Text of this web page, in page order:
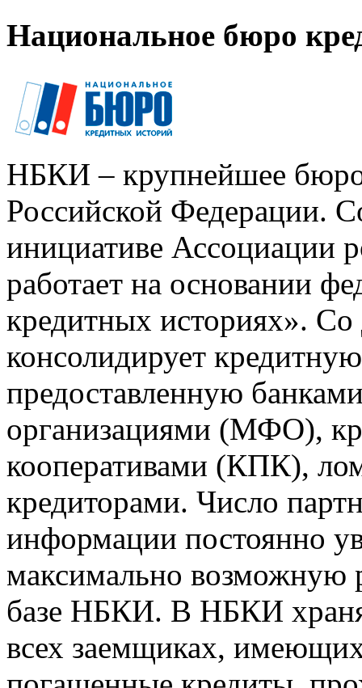
Национальное бюро
НБКИ – крупнейшее
Российской Федерации.
инициативе Ассоциации
работает на основании
кредитных историях».
консолидирует
предоставленную
организациями (МФО),
кооперативами (КПК),
кредиторами. Число
информации постоянно
максимально возможную
базе НБКИ. В НБКИ
всех заемщиках,